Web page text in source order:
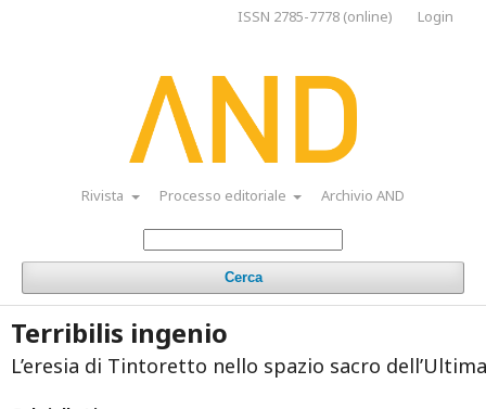
Rivista Processo editoriale Archivio AND
Cerca
ISSN 2785-7778 (online) Login
Terribilis ingenio
L’eresia di Tintoretto nello spazio sacro